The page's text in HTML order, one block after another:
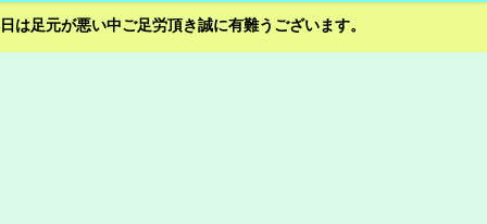
足元が悪い中ご足労頂き誠に有難うございます。